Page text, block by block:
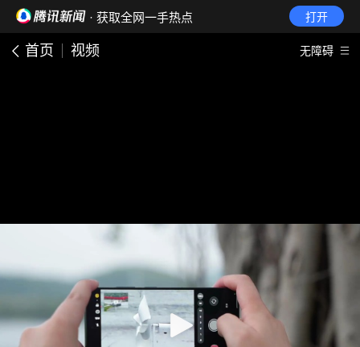
· 获取全网一手热点 打开
首页 视频 无障碍